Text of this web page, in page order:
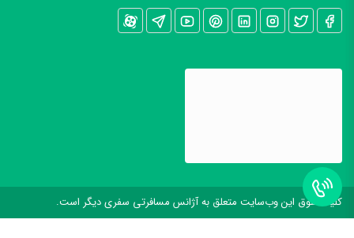
کليه حقوق اين وب‌سايت متعلق به آژانس مسافرتی سفری دیگر است.